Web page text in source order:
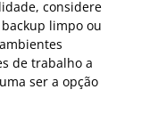
considere
limpo ou
de trabalho a
ser a opção